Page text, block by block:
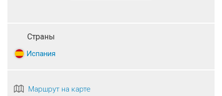
Страны
Испания
Маршрут на карте